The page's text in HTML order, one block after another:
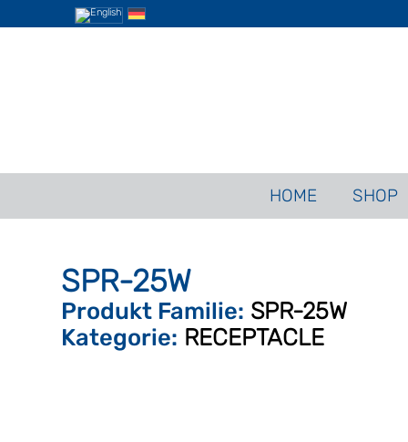
HOME SHOP
SPR-25W
Produkt Familie: SPR-25W
Kategorie: RECEPTACLE